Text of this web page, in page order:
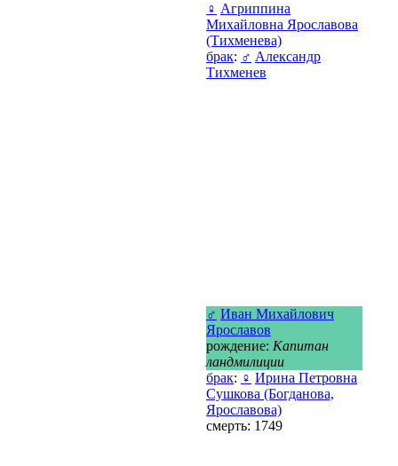
♀ Агриппина
Михайловна Ярославова
(Тихменева)
брак: ♂ Александр
Тихменев
♂ Иван Михайлович
Ярославов
рождение: Капитан
ландмилиции
брак: ♀ Ирина Петровна
Сушкова (Богданова,
Ярославова)
смерть: 1749